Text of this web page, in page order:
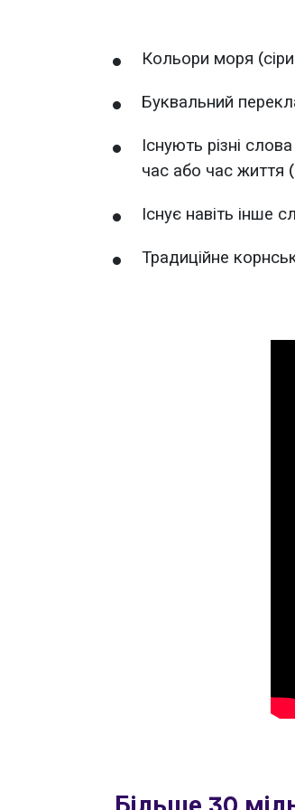
Кольори моря
Буквальний
Існують різні
час або час життя
Існує навіть інше
Традиційне